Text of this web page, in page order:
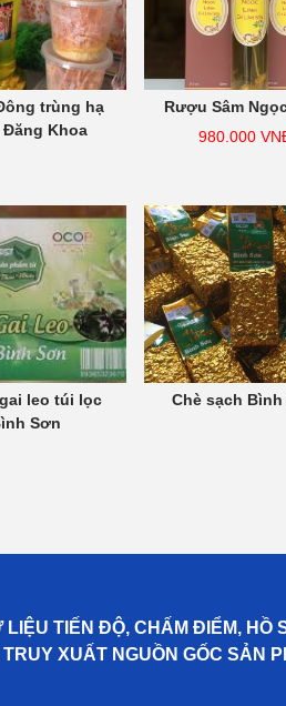
trùng hạ
Khoa
Rượu Sâm
980.000
leo túi lọc
Sơn
Chè sạch Bình
TIẾN ĐỘ, CHẤM ĐIỂM, HỒ
XUẤT NGUỒN GỐC SẢN